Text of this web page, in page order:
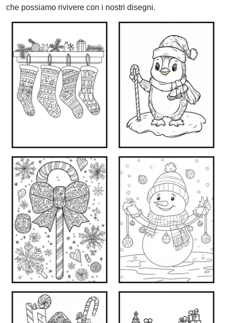
che possiamo rivivere con i nostri disegni.